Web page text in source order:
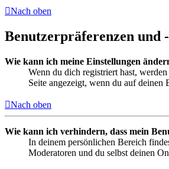
Nach oben
Benutzerpräferenzen und
Wie kann ich meine Einstellungen
Wenn du dich registriert hast,
Seite angezeigt, wenn du auf
Nach oben
Wie kann ich verhindern, dass mein
In deinem persönlichen Bereich
Moderatoren und du selbst deinen